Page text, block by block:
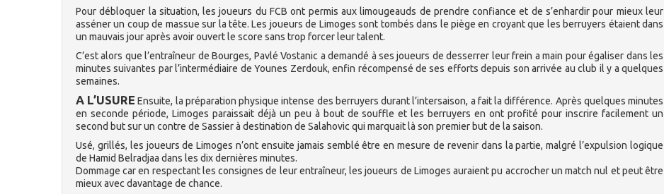
Pour débloquer la situation, les joueurs du FCB ont permis aux limougeauds de prendre confiance et de s’enhardir pour mieux leur
asséner un coup de massue sur la tête. Les joueurs de Limoges sont tombés dans le piège en croyant que les berruyers étaient dans
un mauvais jour après avoir ouvert le score sans trop forcer leur talent.
C’est alors que l’entraîneur de Bourges, Pavlé Vostanic a demandé à ses joueurs de desserrer leur frein a main pour égaliser dans les
minutes suivantes par l’intermédiaire de Younes Zerdouk, enfin récompensé de ses efforts depuis son arrivée au club il y a quelques
semaines.
A L’USURE Ensuite, la préparation physique intense des berruyers durant l’intersaison, a fait la différence. Après quelques minutes
en seconde période, Limoges paraissait déjà un peu à bout de souffle et les berruyers en ont profité pour inscrire facilement un
second but sur un contre de Sassier à destination de Salahovic qui marquait là son premier but de la saison.
Usé, grillés, les joueurs de Limoges n’ont ensuite jamais semblé être en mesure de revenir dans la partie, malgré l’expulsion logique
de Hamid Belradjaa dans les dix dernières minutes.
Dommage car en respectant les consignes de leur entraîneur, les joueurs de Limoges auraient pu accrocher un match nul et peut être
mieux avec davantage de chance.